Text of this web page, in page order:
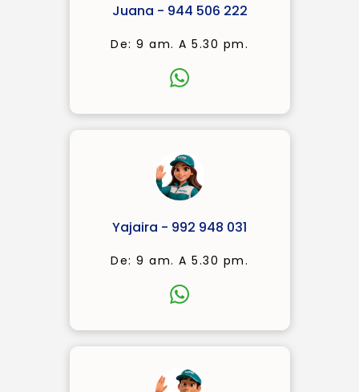
Juana - 944 506 222
De: 9 am. A 5.30 pm.
Yajaira - 992 948 031
De: 9 am. A 5.30 pm.